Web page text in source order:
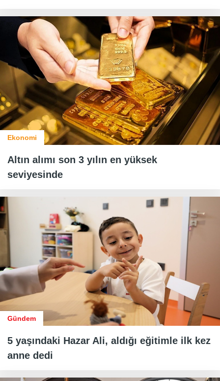
Ekonomi
Altın alımı son 3 yılın en yüksek
seviyesinde
Gündem
5 yaşındaki Hazar Ali, aldığı eğitimle ilk kez
anne dedi